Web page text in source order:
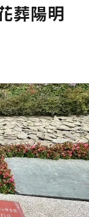
葬陽明